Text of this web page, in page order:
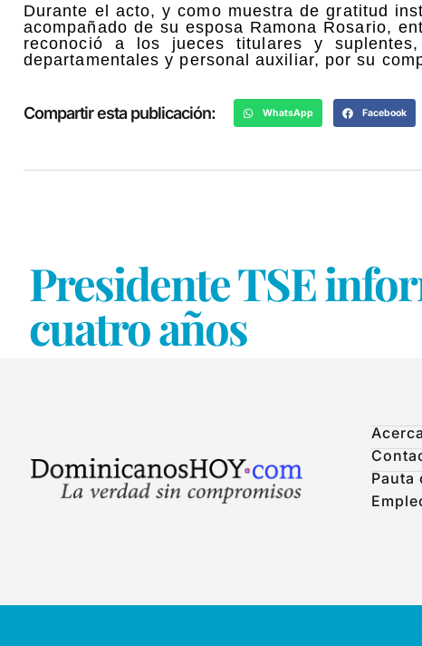
Durante el acto, y como muestra de gratitud
acompañado de su esposa Ramona Rosario,
reconoció a los jueces titulares y
departamentales y personal auxiliar, por su
Compartir esta publicación: WhatsApp Facebook
Presidente TSE
cuatro años
Pauta